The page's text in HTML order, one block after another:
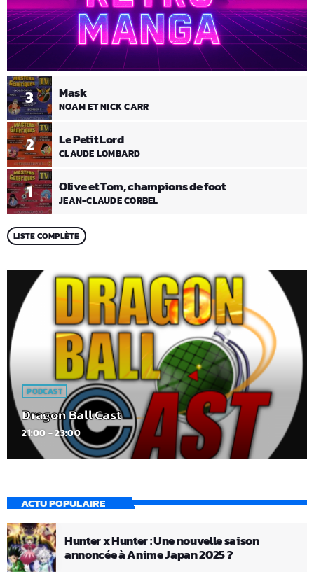
1 Olive et Tom, champions de foot
JEAN-CLAUDE CORBEL
2 Le Petit Lord
CLAUDE LOMBARD
3 Mask
NOAM ET NICK CARR
LISTE COMPLÈTE
PODCAST
Dragon Ball Cast
21:00 - 23:00
ACTU POPULAIRE
Hunter x Hunter : Une nouvelle saison
annoncée à Anime Japan 2025 ?